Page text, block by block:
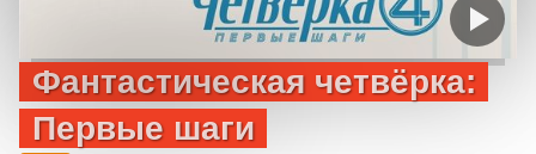
Фантастическая четвёрка:
Первые шаги